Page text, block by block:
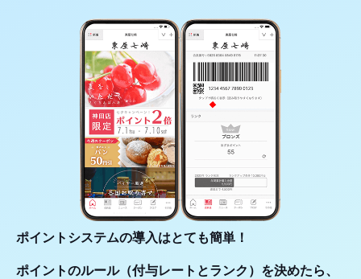
ポイントシステムの導入はとても簡単！
ポイントのルール（付与レートとランク）を決めたら、